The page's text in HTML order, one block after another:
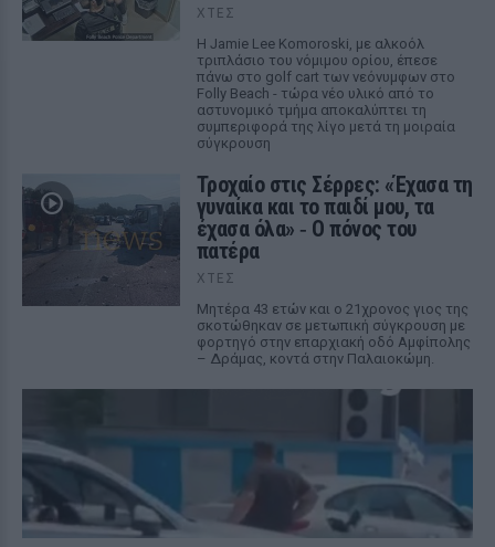
ΧΤΕΣ
Η Jamie Lee Komoroski, με αλκοόλ
τριπλάσιο του νόμιμου ορίου, έπεσε
πάνω στο golf cart των νεόνυμφων στο
Folly Beach - τώρα νέο υλικό από το
αστυνομικό τμήμα αποκαλύπτει τη
συμπεριφορά της λίγο μετά τη μοιραία
σύγκρουση
Τροχαίο στις Σέρρες: «Έχασα τη
γυναίκα και το παιδί μου, τα
έχασα όλα» ‑ Ο πόνος του
πατέρα
ΧΤΕΣ
Μητέρα 43 ετών και ο 21χρονος γιος της
σκοτώθηκαν σε μετωπική σύγκρουση με
φορτηγό στην επαρχιακή οδό Αμφίπολης
– Δράμας, κοντά στην Παλαιοκώμη.